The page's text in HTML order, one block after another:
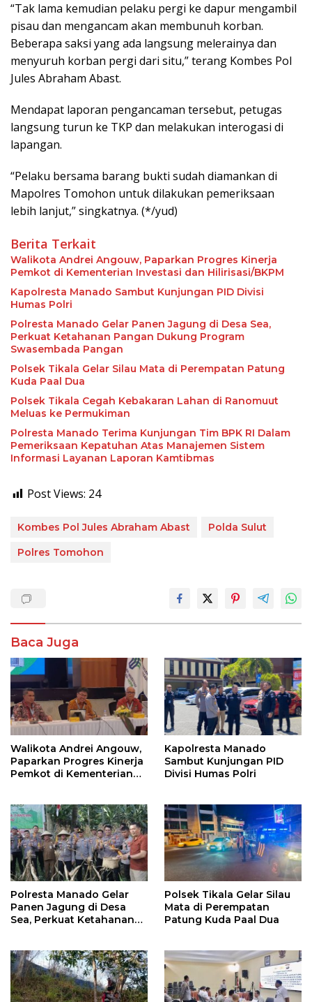
“Tak lama kemudian pelaku pergi ke dapur mengambil
pisau dan mengancam akan membunuh korban.
Beberapa saksi yang ada langsung melerainya dan
menyuruh korban pergi dari situ,” terang Kombes Pol
Jules Abraham Abast.
Mendapat laporan pengancaman tersebut, petugas
langsung turun ke TKP dan melakukan interogasi di
lapangan.
“Pelaku bersama barang bukti sudah diamankan di
Mapolres Tomohon untuk dilakukan pemeriksaan
lebih lanjut,” singkatnya. (*/yud)
Berita Terkait
Walikota Andrei Angouw, Paparkan Progres Kinerja
Pemkot di Kementerian Investasi dan Hilirisasi/BKPM
Kapolresta Manado Sambut Kunjungan PID Divisi
Humas Polri
Polresta Manado Gelar Panen Jagung di Desa Sea,
Perkuat Ketahanan Pangan Dukung Program
Swasembada Pangan
Polsek Tikala Gelar Silau Mata di Perempatan Patung
Kuda Paal Dua
Polsek Tikala Cegah Kebakaran Lahan di Ranomuut
Meluas ke Permukiman
Polresta Manado Terima Kunjungan Tim BPK RI Dalam
Pemeriksaan Kepatuhan Atas Manajemen Sistem
Informasi Layanan Laporan Kamtibmas
Post Views: 24
Kombes Pol Jules Abraham Abast
Polda Sulut
Polres Tomohon
Baca Juga
Walikota Andrei Angouw,
Paparkan Progres Kinerja
Pemkot di Kementerian
Kapolresta Manado
Sambut Kunjungan PID
Divisi Humas Polri
Polresta Manado Gelar
Panen Jagung di Desa
Sea, Perkuat Ketahanan
Polsek Tikala Gelar Silau
Mata di Perempatan
Patung Kuda Paal Dua